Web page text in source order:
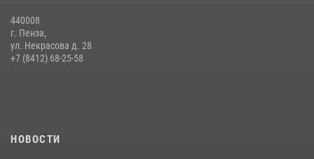
11 июля 2026, 10:00
В Пензе сотрудники Росгвардии обезвредили артиллерийский
440008
г. Пенза,
ул. Некрасова д. 28
+7 (8412) 68-25-58
НОВОСТИ